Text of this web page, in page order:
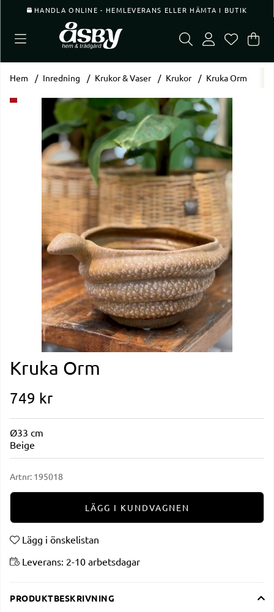
HANDLA ONLINE - HEMLEVERANS ELLER HÄMTA I BUTIK
.
Hem Inredning Krukor & Vaser Krukor Kruka Orm
Produktbilder Kruka Orm
Kruka Orm
749 kr
Ø33 cm
Beige
Artnr: 195018
LÄGG I KUNDVAGNEN
Lägg i önskelistan
Leverans: 2-10 arbetsdagar
PRODUKTBESKRIVNING